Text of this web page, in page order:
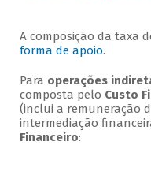
A composição da taxa
forma de apoio.
Para operações
composta pelo Custo
(inclui a remuneração
intermediação
Financeiro: